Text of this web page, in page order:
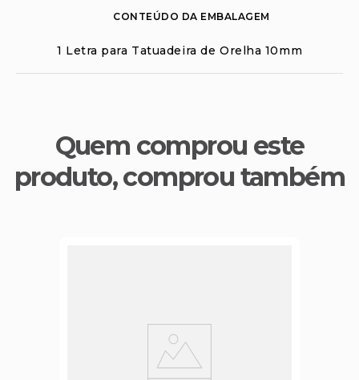
CONTEÚDO DA EMBALAGEM
1 Letra para Tatuadeira de Orelha 10mm
Quem comprou este
produto, comprou também